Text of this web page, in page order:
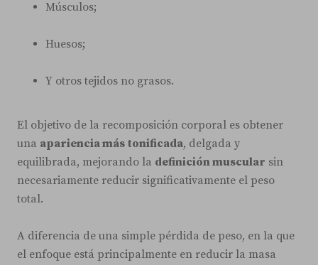
Músculos;
Huesos;
Y otros tejidos no grasos.
El objetivo de la recomposición corporal es obtener
una apariencia más tonificada, delgada y
equilibrada, mejorando la definición muscular sin
necesariamente reducir significativamente el peso
total.
A diferencia de una simple pérdida de peso, en la que
el enfoque está principalmente en reducir la masa